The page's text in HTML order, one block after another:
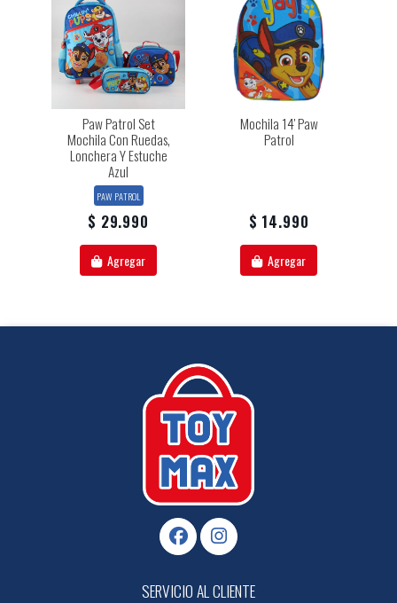
Paw Patrol Set
Mochila Con Ruedas,
Lonchera Y Estuche
Azul
PAW PATROL
$ 29.990
Agregar
Mochila 14' Paw
Patrol
$ 14.990
Agregar
SERVICIO AL CLIENTE